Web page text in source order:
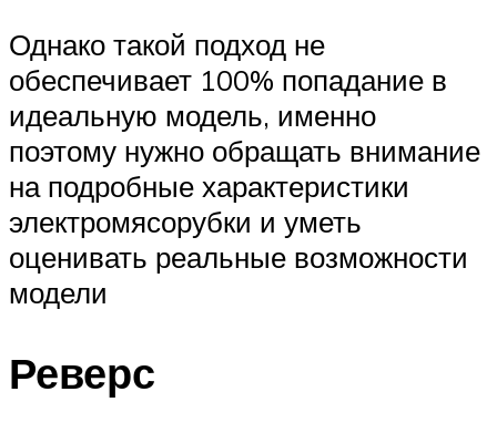
Однако такой подход не
обеспечивает 100% попадание в
идеальную модель, именно
поэтому нужно обращать внимание
на подробные характеристики
электромясорубки и уметь
оценивать реальные возможности
модели
Реверс